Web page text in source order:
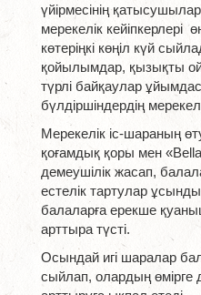
үйірмесінің
мерекелік кейіпкерлері
көтеріңкі көңіл күй
қойылымдар, қызықты
түрлі байқаулар
бүлдіршіндердің
Мерекелік іс-шараның
қоғамдық қоры мен
демеушілік жасап,
естелік тартулар
балаларға ерекше
арттыра түсті.
Осындай игі шаралар
сыйлап, олардың